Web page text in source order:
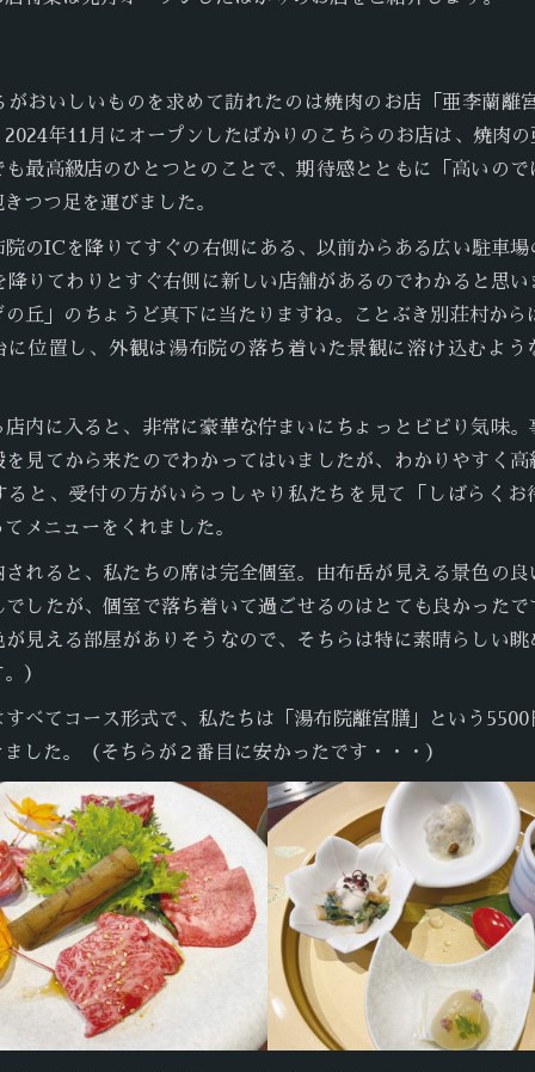
がおいしいものを求めて訪れたのは焼肉のお店「亜李蘭離
2024年11月にオープンしたばかりのこちらのお店は、焼肉の
も最高級店のひとつとのことで、期待感とともに「高いので
つつ足を運びました。
院のICを降りてすぐの右側にある、以前からある広い駐車場
降りてわりとすぐ右側に新しい店舗があるのでわかると思い
の丘」のちょうど真下に当たりますね。ことぶき別荘村から
に位置し、外観は湯布院の落ち着いた景観に溶け込むよう
店内に入ると、非常に豪華な佇まいにちょっとビビり気味。
を見てから来たのでわかってはいましたが、わかりやすく高
ると、受付の方がいらっしゃり私たちを見て「しばらくお
メニューをくれました。
されると、私たちの席は完全個室。由布岳が見える景色の良
でしたが、個室で落ち着いて過ごせるのはとても良かったで
が見える部屋がありそうなので、そちらは特に素晴らしい眺
）
すべてコース形式で、私たちは「湯布院離宮膳」という5500
した。（そちらが２番目に安かったです・・・）